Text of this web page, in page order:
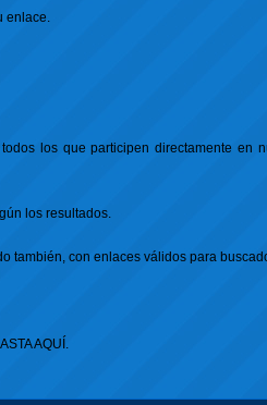
enlace.
los que participen directamente en
los resultados.
también, con enlaces válidos para
AQUÍ.